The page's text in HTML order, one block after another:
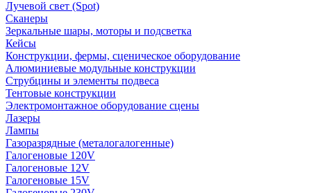
Лучевой свет (Spot)
Сканеры
Зеркальные шары, моторы и подсветка
Кейсы
Конструкции, фермы, сценическое оборудование
Алюминиевые модульные конструкции
Струбцины и элементы подвеса
Тентовые конструкции
Электромонтажное оборудование сцены
Лазеры
Лампы
Газоразрядные (металогалогенные)
Галогеновые 120V
Галогеновые 12V
Галогеновые 15V